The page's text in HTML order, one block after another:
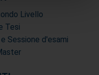
il nostro sito con i
dei dati web,
combinarle
loro o che hanno
Livello
Tesi
Sessione d'esami